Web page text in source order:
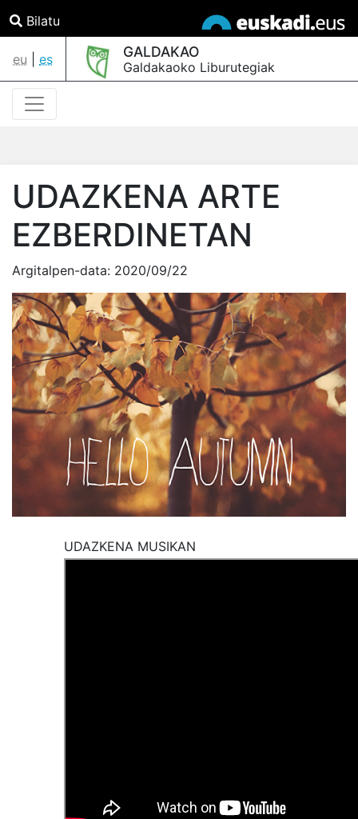
Bilatu
eu es GALDAKAO
Galdakaoko Liburutegiak
UDAZKENA ARTE
EZBERDINETAN
Argitalpen-data: 2020/09/22
UDAZKENA MUSIKAN